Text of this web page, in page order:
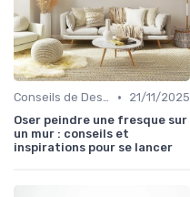
Conseils de Design d'Intérieur •
21/11/2025
Oser peindre une fresque sur
un mur : conseils et
inspirations pour se lancer